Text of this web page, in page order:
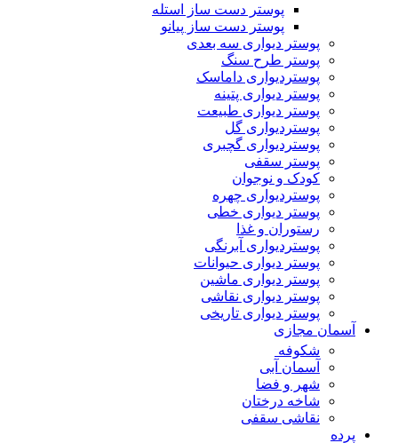
پوستر دست ساز استله
پوستر دست ساز پیانو
پوستر دیواری سه بعدی
پوستر طرح سنگ
پوستردیواری داماسک
پوستر دیواری پتینه
پوستر دیواری طبیعت
پوستردیواری گل
پوستردیواری گچبری
پوستر سقفی
کودک و نوجوان
پوستردیواری چهره
پوستر دیواری خطی
رستوران و غذا
پوستردیواری آبرنگی
پوستر دیواری حیوانات
پوستر دیواری ماشین
پوستر دیواری نقاشی
پوستر دیواری تاریخی
آسمان مجازی
شکوفه
آسمان آبی
شهر و فضا
شاخه درختان
نقاشی سقفی
پرده